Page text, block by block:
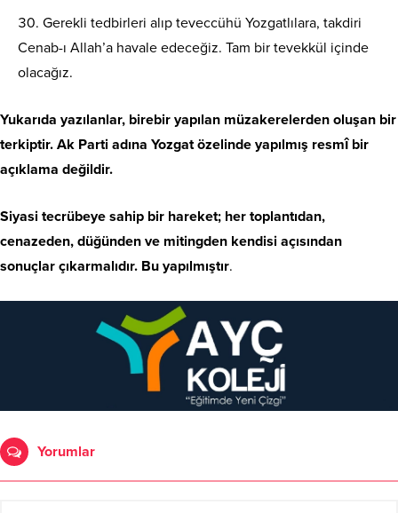
Gerekli tedbirleri alıp teveccühü Yozgatlılara, takdiri
Cenab-ı Allah’a havale edeceğiz. Tam bir tevekkül içinde
olacağız.
Yukarıda yazılanlar, birebir yapılan müzakerelerden oluşan bir
terkiptir. Ak Parti adına Yozgat özelinde yapılmış resmî bir
açıklama değildir.
Siyasi tecrübeye sahip bir hareket; her toplantıdan,
cenazeden, düğünden ve mitingden kendisi açısından
sonuçlar çıkarmalıdır. Bu yapılmıştır.
Yorumlar